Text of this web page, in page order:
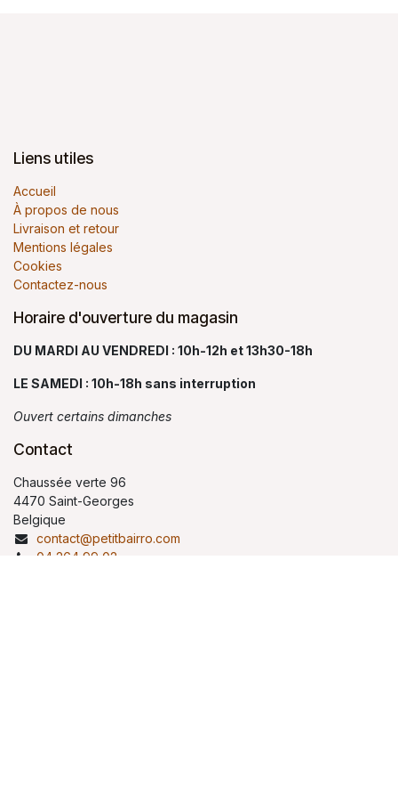
Liens utiles
Accueil
À propos de nous
Livraison et retour
Mentions légales
Cookies
Contactez-nous
Horaire d'ouverture du magasin
DU MARDI AU VENDREDI : 10h-12h et 13h30-18h
LE SAMEDI : 10h-18h sans interruption
Ouvert certains dimanches
Contact
Chaussée verte 96
4470 Saint-Georges
Belgique
contact@petitbairro.com
04 264 99 02